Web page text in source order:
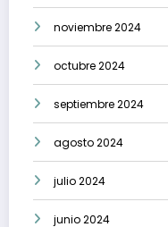
noviembre 2024
octubre 2024
septiembre 2024
agosto 2024
julio 2024
junio 2024